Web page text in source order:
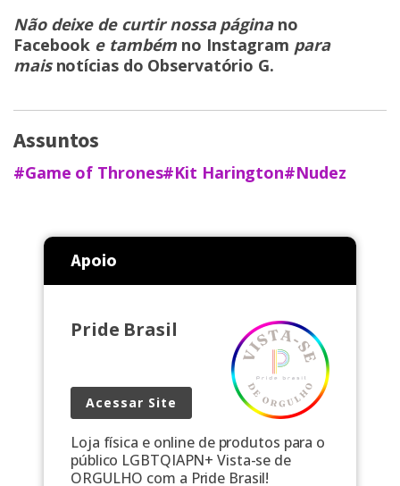
Não deixe de curtir nossa página no
Facebook e também no Instagram para
mais notícias do Observatório G.
Assuntos
#Game of Thrones#Kit Harington#Nudez
Apoio
Pride Brasil
Acessar Site
Loja física e online de produtos para o
público LGBTQIAPN+ Vista-se de
ORGULHO com a Pride Brasil!